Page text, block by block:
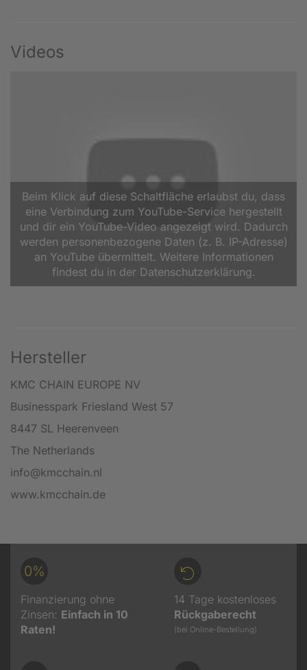
Videos
Beim Klick auf diese Schaltfläche erlaubst du, dass
eine Verbindung zum YouTube-Service hergestellt
und dir ein YouTube-Video angezeigt wird. Dadurch
werden personenbezogene Daten (z. B. IP-Adresse)
an YouTube übermittelt. Weitere Informationen
findest du in der Datenschutzerklärung.
Hersteller
KMC CHAIN EUROPE NV
Businesspark Friesland West 57
8447 SL Heerenveen
The Netherlands
info@kmcchain.nl
www.kmcchain.de
0%
Finanzierung ohne
Zinsen: Einfach in 10
Raten!
14 Tage kostenloses
Rückgaberecht
(bei Online-Bestellung)